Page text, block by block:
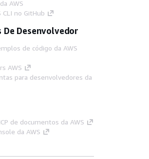
AWS
CLI no GitHub
De Desenvolvedor
de código da AWS
AWS
para desenvolvedores da
de documentos da AWS
da AWS